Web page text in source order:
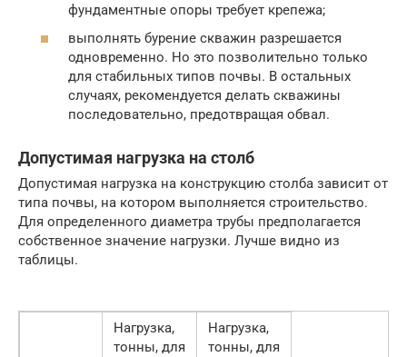
фундаментные опоры требует крепежа;
выполнять бурение скважин разрешается
одновременно. Но это позволительно только
для стабильных типов почвы. В остальных
случаях, рекомендуется делать скважины
последовательно, предотвращая обвал.
Допустимая нагрузка на столб
Допустимая нагрузка на конструкцию столба зависит от
типа почвы, на котором выполняется строительство.
Для определенного диаметра трубы предполагается
собственное значение нагрузки. Лучше видно из
таблицы.
Нагрузка,
тонны, для
Нагрузка,
тонны, для